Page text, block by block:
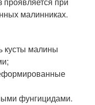
малинниках.
кусты малины
фунгицидами.